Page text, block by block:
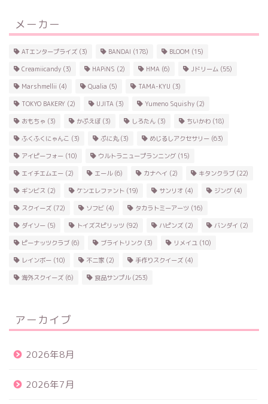
メーカー
ATエンタープライズ (3) BANDAI (178) BLOOM (15)
Creamiicandy (3) HAPiNS (2) HMA (6) Jドリーム (55)
Marshmellii (4) Qualia (5) TAMA-KYU (3)
TOKYO BAKERY (2) UJITA (3) Yumeno Squishy (2)
おもちゃ (3) かぷえぼ (3) しろたん (3) ちいかわ (18)
ふくふくにゃんこ (3) ぷに丸(3) めじるしアクセサリー (63)
アイピーフォー (10) ウルトラニュープランニング (15)
エイチエムエー (2) エール(6) カナヘイ (2) キタンクラブ (22)
ギンビス (2) ケンエレファント (19) サンリオ (4) ジング (4)
スクイーズ (72) ソフビ (4) タカラトミーアーツ (16)
ダイソー (5) トイズスピリッツ (92) ハピンズ (2) バンダイ (2)
ピーナッツクラブ (6) ブライトリンク (3) リメイユ (10)
レインボー (10) 不二家 (2) 手作りスクイーズ (4)
海外スクイーズ (6) 食品サンプル(253)
アーカイブ
2026年8月
2026年7月